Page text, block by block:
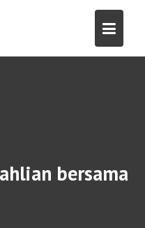
bersama